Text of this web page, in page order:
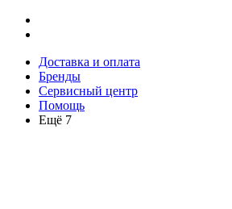
Доставка и оплата
Бренды
Сервисный центр
Помощь
Ещё 7